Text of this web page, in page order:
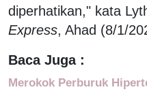
diperhatikan," kata
Express, Ahad (8/1/
Baca Juga :
Merokok Perburuk